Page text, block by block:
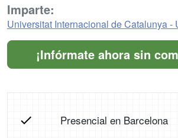
Imparte:
Universitat Internacional de Catalunya -
¡Infórmate ahora sin
Presencial en Barcelona